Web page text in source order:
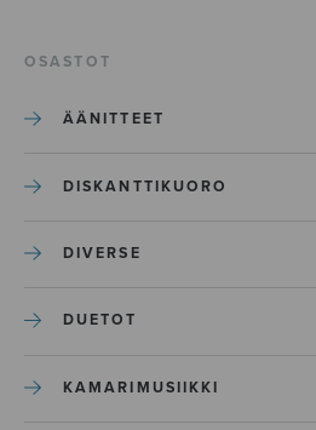
OSASTOT
ÄÄNITTEET
DISKANTTIKUORO
DIVERSE
DUETOT
KAMARIMUSIIKKI